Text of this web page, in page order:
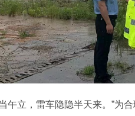
立，雷车隐隐半天来。”为合